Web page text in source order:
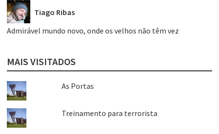
Tiago Ribas
Admirável mundo novo, onde os velhos não têm vez
MAIS VISITADOS
As Portas
Treinamento para terrorista